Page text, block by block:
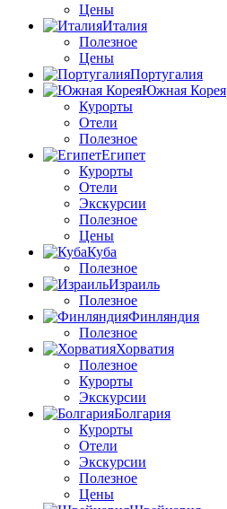
Цены
Италия
Полезное
Цены
Португалия
Южная Корея
Курорты
Отели
Полезное
Египет
Курорты
Отели
Экскурсии
Полезное
Цены
Куба
Полезное
Израиль
Полезное
Финляндия
Полезное
Хорватия
Полезное
Курорты
Экскурсии
Болгария
Курорты
Отели
Экскурсии
Полезное
Цены